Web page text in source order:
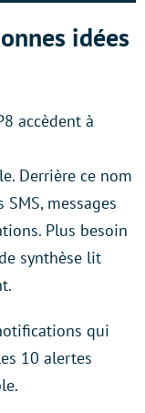
idées
accèdent à
Derrière ce nom
messages
Plus besoin
synthèse lit
qui
10 alertes